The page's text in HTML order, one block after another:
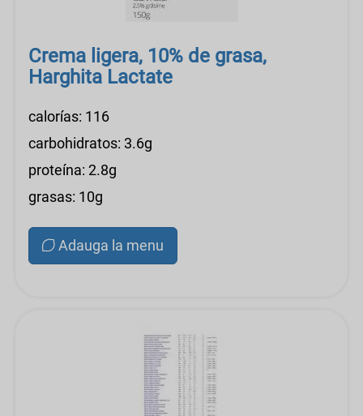
Crema ligera, 10% de grasa,
Harghita Lactate
calorías: 116
carbohidratos: 3.6g
proteína: 2.8g
grasas: 10g
Adauga la menu